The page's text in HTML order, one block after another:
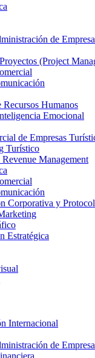
de
(Project
Humanos
Emocional
de Empresas
Turístico
Management
Corporativa y
Estratégica
Internacional
de